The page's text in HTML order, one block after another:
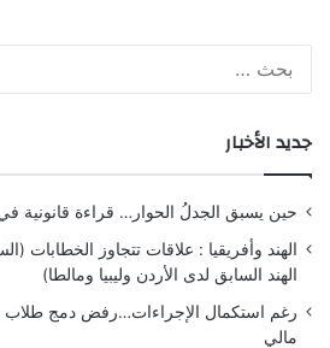
جديد الأخبار
حين يسبق الجدلُ الحوار… قراءة قانونية
الهند وأفريقيا : علاقات تتجاوز الخطابات
الهند السابق لدى الأردن وليبيا ومالطا)
رغم استكمال الإجراءات…رفض دمج طلاب
مالي